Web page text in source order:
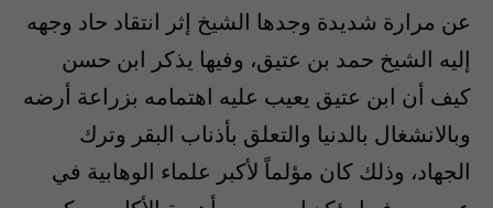
عن مرارة شديدة وجدها الشيخ إثر انتقاد حاد وجهه
إليه الشيخ حمد بن عتيق، وفيها يذكر ابن حسن
كيف أن ابن عتيق يعيب عليه اهتمامه بزراعة أرضه
وبالانشغال بالدنيا والتعلق بأذناب البقر وترك
الجهاد، وذلك كان مؤلماً لأكبر علماء الوهابية في